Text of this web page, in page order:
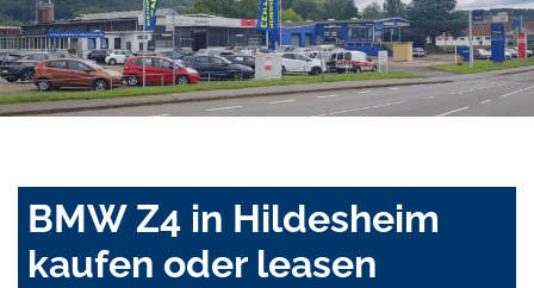
BMW Z4 in Hildesheim
kaufen oder leasen